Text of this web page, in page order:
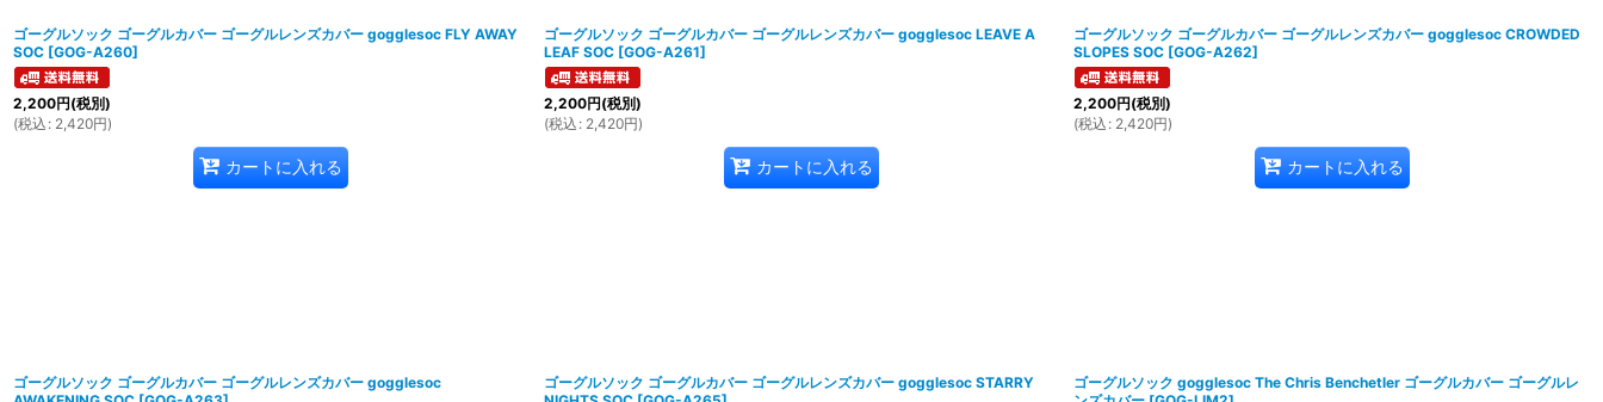
ゴーグルソック ゴーグルカバー ゴーグルレンズカバー gogglesoc FLY AWAY
SOC [GOG-A260]
2,200円(税別)
(税込 : 2,420円)
カートに入れる
ゴーグルソック ゴーグルカバー ゴーグルレンズカバー gogglesoc LEAVE A
LEAF SOC [GOG-A261]
2,200円(税別)
(税込 : 2,420円)
カートに入れる
ゴーグルソック ゴーグルカバー ゴーグルレンズカバー gogglesoc CROWDED
SLOPES SOC [GOG-A262]
2,200円(税別)
(税込 : 2,420円)
カートに入れる
ゴーグルソック ゴーグルカバー ゴーグルレンズカバー gogglesoc
ゴーグルソック ゴーグルカバー ゴーグルレンズカバー gogglesoc STARRY
ゴーグルソック gogglesoc The Chris Benchetler ゴーグルカバー ゴーグルレ